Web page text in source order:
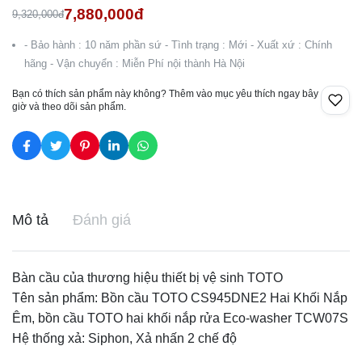
9,320,000đ7,880,000đ
- Bảo hành : 10 năm phần sứ - Tình trạng : Mới - Xuất xứ : Chính
hãng - Vận chuyển : Miễn Phí nội thành Hà Nội
Bạn có thích sản phẩm này không? Thêm vào mục yêu thích ngay bây
giờ và theo dõi sản phẩm.
Mô tả Đánh giá
Bàn cầu của thương hiệu thiết bị vệ sinh TOTO
Tên sản phẩm: Bồn cầu TOTO CS945DNE2 Hai Khối Nắp
Êm, bồn cầu TOTO hai khối nắp rửa Eco-washer TCW07S
Hệ thống xả: Siphon, Xả nhấn 2 chế độ